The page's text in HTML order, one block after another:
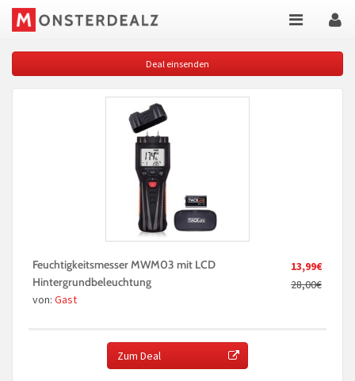
Deal einsenden
13,99€
28,00€
Feuchtigkeitsmesser MWM03 mit LCD
Hintergrundbeleuchtung
von: Gast
Zum Deal